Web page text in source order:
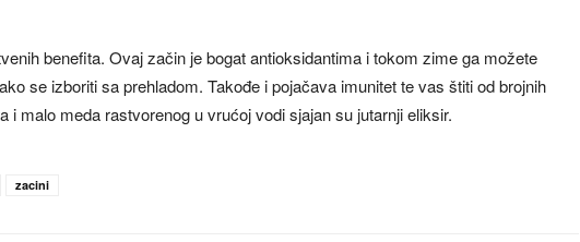
benefita. Ovaj začin je bogat antioksidantima i tokom zime ga možete
se izboriti sa prehladom. Takođe i pojačava imunitet te vas štiti od brojnih
i malo meda rastvorenog u vrućoj vodi sjajan su jutarnji eliksir.
zacini